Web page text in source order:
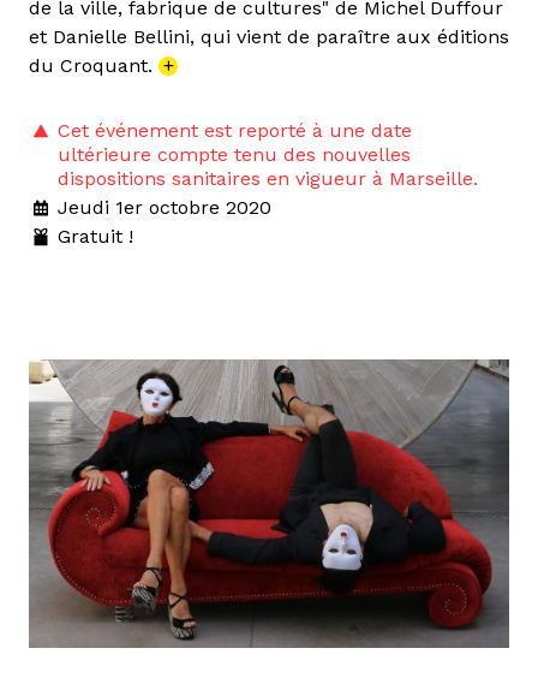
de la ville, fabrique de cultures" de Michel Duffour
et Danielle Bellini, qui vient de paraître aux éditions
du Croquant. +
Cet événement est reporté à une date
ultérieure compte tenu des nouvelles
dispositions sanitaires en vigueur à Marseille.
Jeudi 1er octobre 2020
Gratuit !